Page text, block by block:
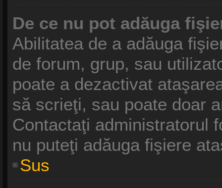
De ce nu pot adăuga
Abilitatea de a adăuga
de forum, grup, sau
poate a dezactivat
să scrieţi, sau poate doar
Contactaţi administratorul
nu puteţi adăuga fişiere
Sus